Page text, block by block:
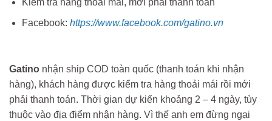
Facebook: https://www.facebook.com/gatino.vn
Gatino nhận ship COD toàn quốc (thanh toán khi nhận
hàng), khách hàng được kiểm tra hàng thoải mái rồi mới
phải thanh toán. Thời gian dự kiến khoảng 2 – 4 ngày, tùy
thuộc vào địa điểm nhận hàng. Vì thế anh em đừng ngại